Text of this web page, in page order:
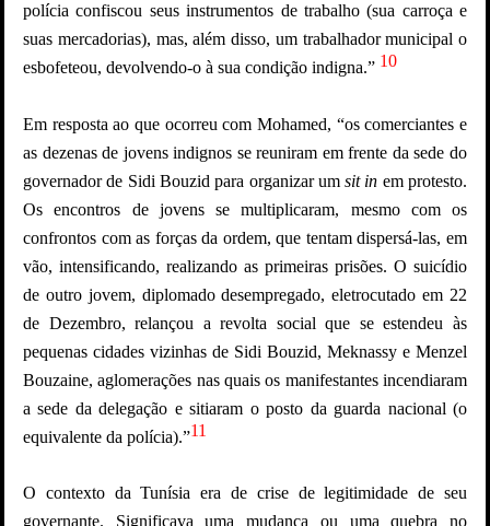
polícia confiscou seus instrumentos de trabalho (sua carroça e
suas mercadorias), mas, além disso, um trabalhador municipal o
esbofeteou, devolvendo-o à sua condição indigna.” 10
Em resposta ao que ocorreu com Mohamed, “os comerciantes e
as dezenas de jovens indignos se reuniram em frente da sede do
governador de Sidi Bouzid para organizar umsit in em protesto.
Os encontros de jovens se multiplicaram, mesmo com os
confrontos com as forças da ordem, que tentam dispersá-las, em
vão, intensificando, realizando as primeiras prisões. O suicídio
de outro jovem, diplomado desempregado, eletrocutado em 22
de Dezembro, relançou a revolta social que se estendeu às
pequenas cidades vizinhas de Sidi Bouzid, Meknassy e Menzel
Bouzaine, aglomerações nas quais os manifestantes incendiaram
a sede da delegação e sitiaram o posto da guarda nacional (o
equivalente da polícia).”11
O contexto da Tunísia era de crise de legitimidade de seu
governante. Significava uma mudança ou uma quebra no